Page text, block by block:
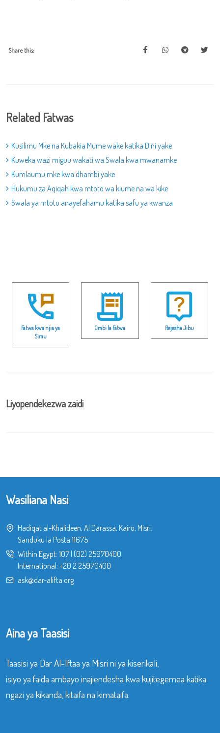
Share this:
Related Fatwas
Kusilimu Mke na Kubakia Mume wake katika Dini yake
Kuweka wazi miguu wakati wa Swala kwa mwanamke
Kumlaumu mke kwa dhambi yake
Hukumu za Aqiqah kwa mtoto wa kiume na wa kike
Swala ya mtoto anayefahamu katika safu ya kwanza
Fatwa kwa njia ya
Simu
Ombi la Fatwa Rejesha Jibu
Liyopendekezwa zaidi
Wasiliana Nasi
Hadiqat al-Khalideen, Al Darassa, Kairo, Misri.
Sanduku la Posta 11675
Within Egypt: 107| (02) 25970400
International: +20 2 25970400
ask@dar-alifta.org
Aina ya Taasisi
Taasisi ya Dar Al-Iftaa ya Misri ni ya kiserikali,
isiyo ya faida ambayo inajiendesha kwa kujitegemea katika
ngazi ya kikanda, kitaifa na kimataifa.